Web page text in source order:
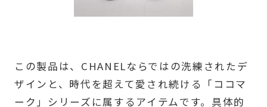
この製品は、CHANELならではの洗練されたデ
ザインと、時代を超えて愛され続ける「ココマ
ーク」シリーズに属するアイテムです。具体的